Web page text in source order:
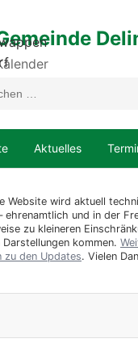
Aktuelles
Website wird aktuell
ehrenamtlich und in der
zu kleineren
kommen.
zu den Updates. Vielen